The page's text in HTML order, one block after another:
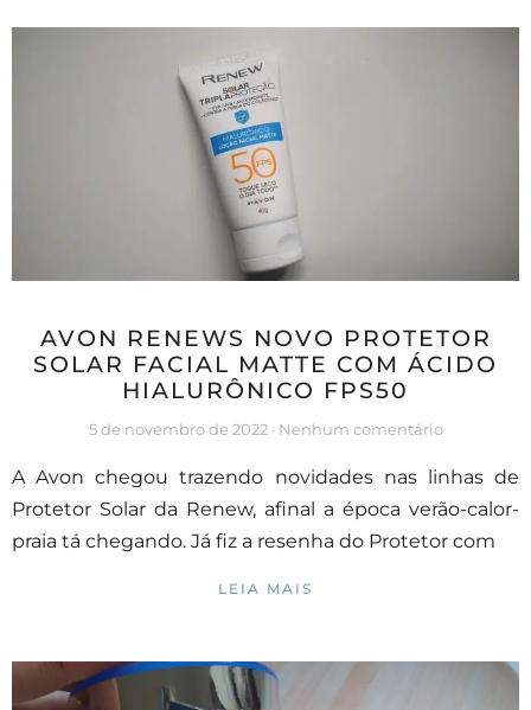
AVON RENEWS NOVO PROTETOR
SOLAR FACIAL MATTE COM ÁCIDO
HIALURÔNICO FPS50
5 de novembro de 2022 Nenhum comentário
A Avon chegou trazendo novidades nas linhas de
Protetor Solar da Renew, afinal a época verão-calor-
praia tá chegando. Já fiz a resenha do Protetor com
LEIA MAIS